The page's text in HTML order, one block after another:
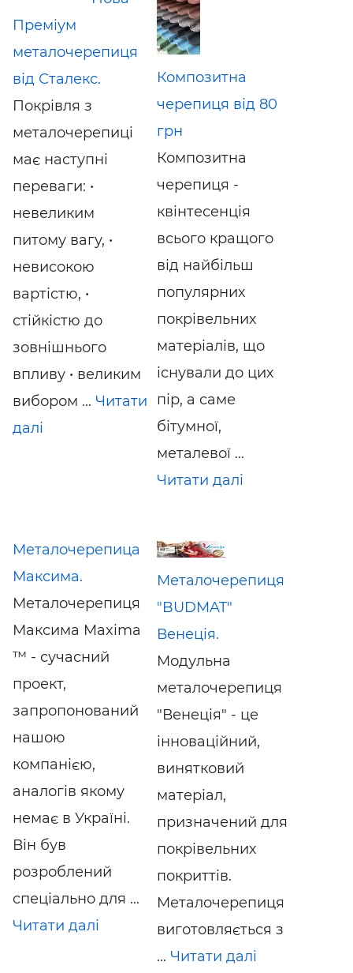
Преміум
металочерепиця
від Сталекс.
Покрівля з
металочерепиці
має наступні
переваги: •
невеликим
питому вагу, •
невисокою
вартістю, •
стійкістю до
зовнішнього
впливу • великим
вибором ... Читати
далі
Композитна
черепиця від 80
грн
Композитна
черепиця -
квінтесенція
всього кращого
від найбільш
популярних
покрівельних
матеріалів, що
існували до цих
пір, а саме
бітумної,
металевої ...
Читати далі
Металочерепица
Максима.
Металочерепиця
Максима Maxima
™ - сучасний
проект,
запропонований
нашою
компанією,
аналогів якому
немає в Україні.
Він був
розроблений
спеціально для ...
Читати далі
Металочерепиця
"BUDMAT"
Венеція.
Модульна
металочерепиця
"Венеція" - це
інноваційний,
винятковий
матеріал,
призначений для
покрівельних
покриттів.
Металочерепиця
виготовляється з
... Читати далі